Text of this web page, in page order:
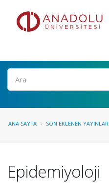
Ara
ANA SAYFA SON EKLENEN YAYINLAR
Epidemiyoloji